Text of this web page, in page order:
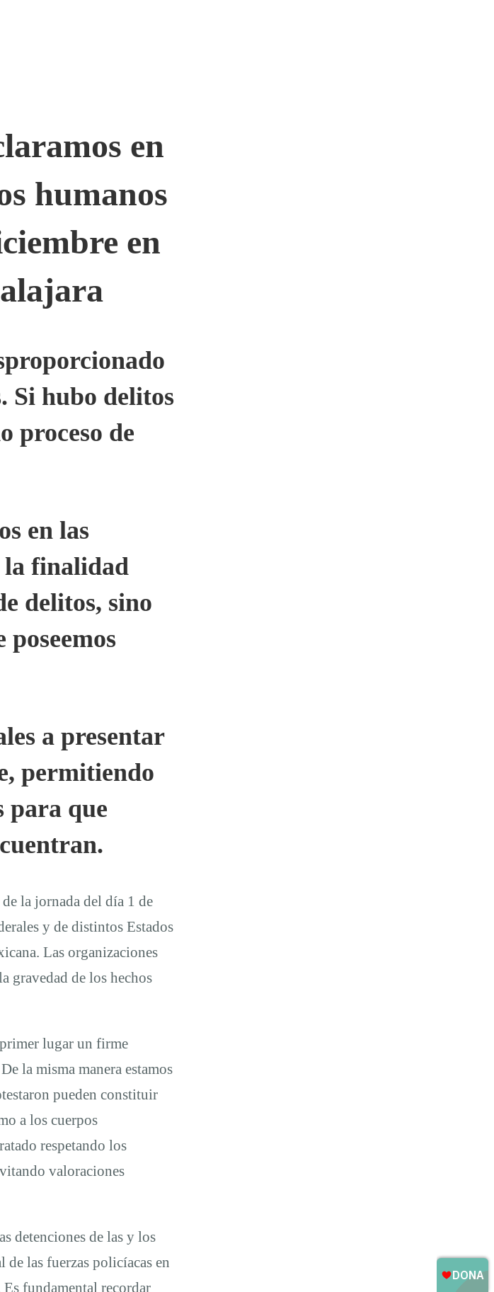
en
humanos
en
Si hubo delitos
proceso de
en las
la finalidad
delitos, sino
a presentar
permitiendo
para que
la jornada del día 1 de
y de distintos Estados
Las organizaciones
gravedad de los hechos
lugar un firme
la misma manera estamos
pueden constituir
a los cuerpos
respetando los
valoraciones
detenciones de las y los
de las fuerzas policíacas en
fundamental recordar